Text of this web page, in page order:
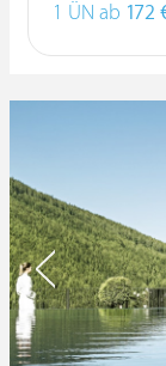
1 ÜN ab 172